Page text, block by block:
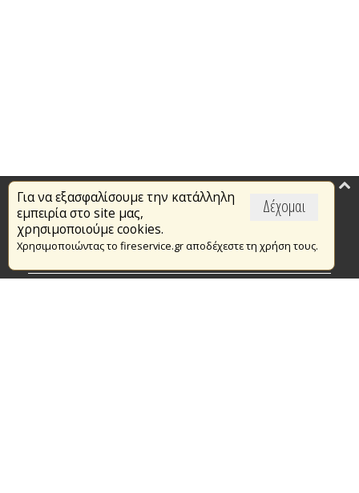
Δέχομαι
Για να εξασφαλίσουμε την κατάλληλη
εμπειρία στο site μας,
χρησιμοποιούμε cookies.
Χρησιμοποιώντας το fireservice.gr αποδέχεστε τη χρήση τους.
Επικαιρότητα
Το Πυροσβεστικό Σώμα